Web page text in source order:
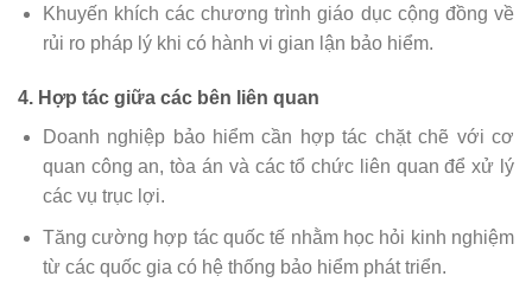
Khuyến khích các chương trình giáo dục cộng đồng về
rủi ro pháp lý khi có hành vi gian lận bảo hiểm.
4. Hợp tác giữa các bên liên quan
Doanh nghiệp bảo hiểm cần hợp tác chặt chẽ với cơ
quan công an, tòa án và các tổ chức liên quan để xử lý
các vụ trục lợi.
Tăng cường hợp tác quốc tế nhằm học hỏi kinh nghiệm
từ các quốc gia có hệ thống bảo hiểm phát triển.